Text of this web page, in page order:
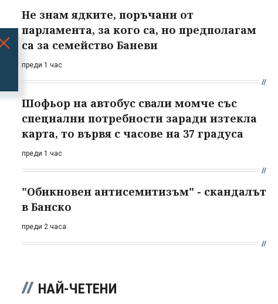
Не знам ядките, поръчани от
парламента, за кого са, но предполагам
са за семейство Баневи
преди 1 час
Шофьор на автобус свали момче със
специални потребности заради изтекла
карта, то вървя с часове на 37 градуса
преди 1 час
"Обикновен антисемитизъм" - скандалът
в Банско
преди 2 часа
НАЙ-ЧЕТЕНИ